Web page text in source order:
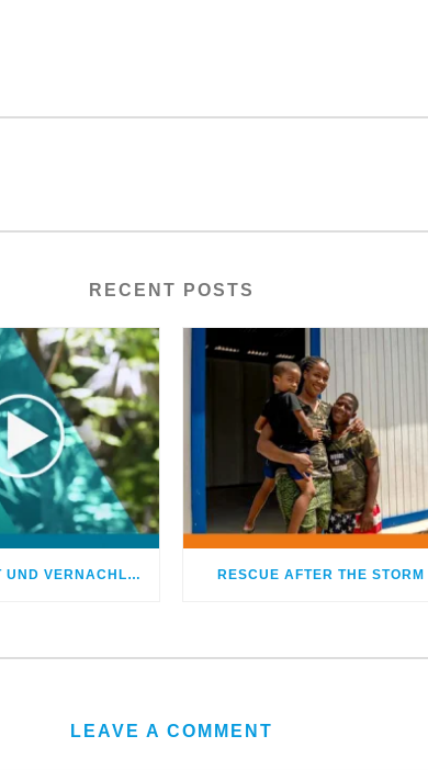
RECENT POSTS
MISSHANDELT UND VERNACHLÄSSIGT – DOCH GOTT HEILTE MEINE WUNDEN RESCUE AFTER THE STORM
LEAVE A COMMENT